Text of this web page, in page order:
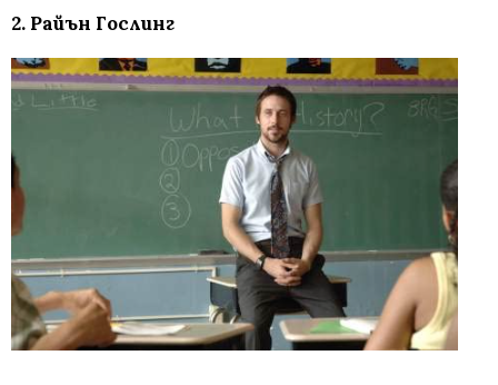
2. Райън Гослинг